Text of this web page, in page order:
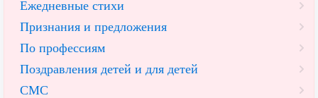
Ежедневные стихи
Признания и предложения
По профессиям
Поздравления детей и для детей
СМС